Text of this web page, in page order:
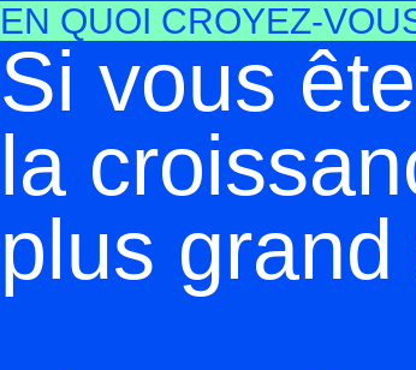
EN QUOI CROYEZ-
Si vous
la
plus grand